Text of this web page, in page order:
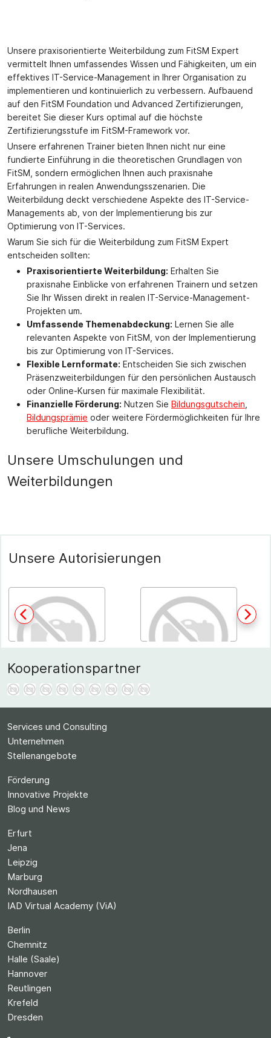
Unsere praxisorientierte Weiterbildung zum FitSM Expert
vermittelt Ihnen umfassendes Wissen und Fähigkeiten, um ein
effektives IT-Service-Management in Ihrer Organisation zu
implementieren und kontinuierlich zu verbessern. Aufbauend
auf den FitSM Foundation und Advanced Zertifizierungen,
bereitet Sie dieser Kurs optimal auf die höchste
Zertifizierungsstufe im FitSM-Framework vor.
Unsere erfahrenen Trainer bieten Ihnen nicht nur eine
fundierte Einführung in die theoretischen Grundlagen von
FitSM, sondern ermöglichen Ihnen auch praxisnahe
Erfahrungen in realen Anwendungsszenarien. Die
Weiterbildung deckt verschiedene Aspekte des IT-Service-
Managements ab, von der Implementierung bis zur
Optimierung von IT-Services.
Warum Sie sich für die Weiterbildung zum FitSM Expert
entscheiden sollten:
Praxisorientierte Weiterbildung: Erhalten Sie
praxisnahe Einblicke von erfahrenen Trainern und setzen
Sie Ihr Wissen direkt in realen IT-Service-Management-
Projekten um.
Umfassende Themenabdeckung: Lernen Sie alle
relevanten Aspekte von FitSM, von der Implementierung
bis zur Optimierung von IT-Services.
Flexible Lernformate: Entscheiden Sie sich zwischen
Präsenzweiterbildungen für den persönlichen Austausch
oder Online-Kursen für maximale Flexibilität.
Finanzielle Förderung: Nutzen Sie Bildungsgutschein
Bildungsprämie oder weitere Fördermöglichkeiten für Ihre
berufliche Weiterbildung.
Unsere Umschulungen und
Weiterbildungen
Unsere Autorisierungen
Kooperationspartner
Services und Consulting
Unternehmen
Stellenangebote
Förderung
Innovative Projekte
Blog und News
Erfurt
Jena
Leipzig
Marburg
Nordhausen
IAD Virtual Academy (ViA)
Berlin
Chemnitz
Halle (Saale)
Hannover
Reutlingen
Krefeld
Dresden